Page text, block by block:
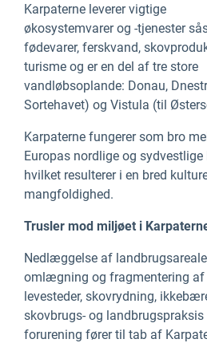
Karpaterne leverer vigtige
økosystemvarer og -tjenester
fødevarer, ferskvand,
turisme og er en del af tre store
vandløbsoplande: Donau,
Sortehavet) og Vistula (til
Karpaterne fungerer som bro
Europas nordlige og sydvestlige
hvilket resulterer i en bred
mangfoldighed.
Trusler mod miljøet i
Nedlæggelse af
omlægning og fragmentering af
levesteder, skovrydning,
skovbrugs- og landbrugspraksis
forurening fører til tab af